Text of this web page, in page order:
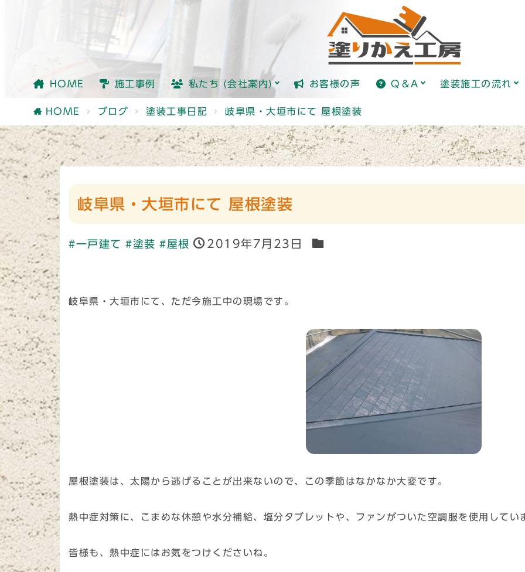
HOME 施工事例 私たち (会社案内)
他社との違い
社員紹介
会社情報
お客様の声 Q＆A 塗装施工の流れ
HOME ブログ 塗装工事日記 岐阜県・大垣市にて 屋根塗装
岐阜県・大垣市にて 屋根塗装
#一戸建て #塗装 #屋根 2019年7月23日
岐阜県・大垣市にて、ただ今施工中の現場です。
屋根塗装は、太陽から逃げることが出来ないので、この季節はなかなか大変です。
熱中症対策に、こまめな休憩や水分補給、塩分タブレットや、ファンがついた空調服を使用してい
皆様も、熱中症にはお気をつけくださいね。
全国標準価格ガイド(日本塗